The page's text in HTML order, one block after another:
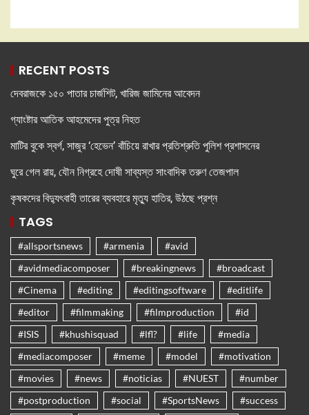
RECENT POSTS
দেবরাজকে ১৫০ পাতার চার্জশিট, খারিজ জামিনের আবেদন
গ্যাংষ্টার আতিক আহমেদের পুত্র নিহত
মাটির বুকে স্বর্গ, সাজুর ‘হেভেন’ বাঁচিয়ে রাখার প্রতিশ্রুতি পুলিশ প্রশাসনের
ঘুরে গেল রায়, যৌন নিগ্রহে দোষী সাব্যস্ত সাংবাদিক তরুণ তেজপাল
কৃষকদের বিদ্যুৎবাহী তারের ব্যবহারে মৃত্যু হাতির, উঠছে প্রশ্ন
TAGS
#allsportsnews #armenia
#avid
#avidmediacomposer
#breakingnews
#broadcast
#Cinema
#editing #editingsoftware
#editlife
#editor
#filmmaking #filmproduction
#id
#ISIS
#khushisquad #lfl? #life
#media
#mediacomposer
#meme #model
#motivation
#movies
#news #noticias #NUEST
#number
#postproduction
#social #SportsNews
#success